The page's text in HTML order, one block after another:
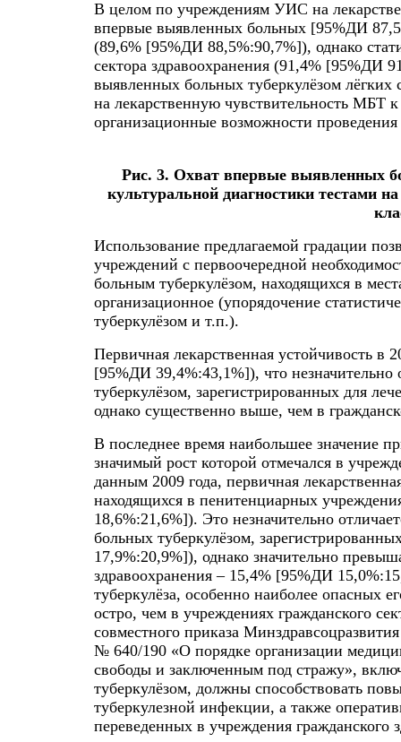
В целом по учреждениям УИС на
впервые выявленных больных [95%ДИ
(89,6% [95%ДИ 88,5%:90,7%]), однако
сектора здравоохранения (91,4% [95%ДИ
выявленных больных туберкулёзом лёгких
на лекарственную чувствительность МБТ
организационные возможности проведения
Рис. 3. Охват впервые выявленных
культуральной диагностики тестами
Использование предлагаемой градации
учреждений с первоочередной
больным туберкулёзом, находящихся в
организационное (упорядочение
туберкулёзом и т.п.).
Первичная лекарственная устойчивость в
[95%ДИ 39,4%:43,1%]), что незначительно
туберкулёзом, зарегистрированных для
однако существенно выше, чем в
В последнее время наибольшее значение
значимый рост которой отмечался в
данным 2009 года, первичная
находящихся в пенитенциарных
18,6%:21,6%]). Это незначительно
больных туберкулёзом,
17,9%:20,9%]), однако значительно
здравоохранения – 15,4% [95%ДИ
туберкулёза, особенно наиболее опасных
остро, чем в учреждениях гражданского
совместного приказа
№ 640/190 «О порядке организации
свободы и заключенным под стражу»,
туберкулёзом, должны способствовать
туберкулезной инфекции, а также
переведенных в учреждения гражданского